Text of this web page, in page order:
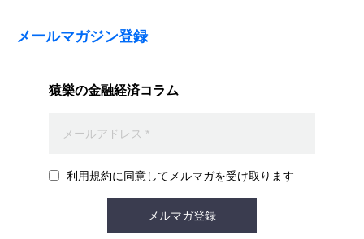
メールマガジン登録
猿樂の金融経済コラム
利用規約に同意してメルマガを受け取ります
メルマガ登録